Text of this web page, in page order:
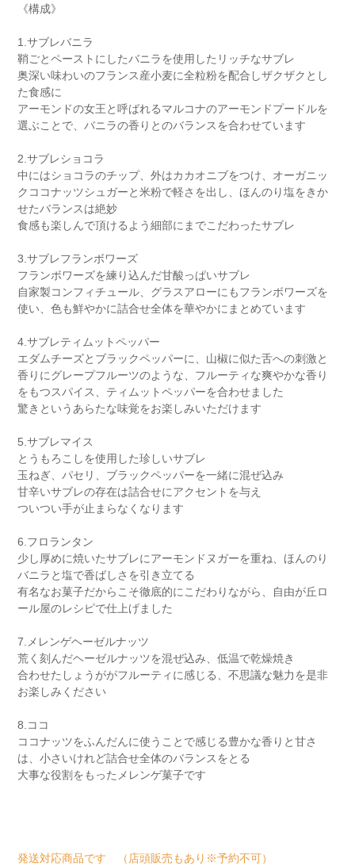
《構成》
1.サブレバニラ
鞘ごとペーストにしたバニラを使用したリッチなサブレ
奥深い味わいのフランス産小麦に全粒粉を配合しザクザクとし
た食感に
アーモンドの女王と呼ばれるマルコナのアーモンドプードルを
選ぶことで、バニラの香りとのバランスを合わせています
2.サブレショコラ
中にはショコラのチップ、外はカカオニブをつけ、オーガニッ
クココナッツシュガーと米粉で軽さを出し、ほんのり塩をきか
せたバランスは絶妙
食感も楽しんで頂けるよう細部にまでこだわったサブレ
3.サブレフランボワーズ
フランボワーズを練り込んだ甘酸っぱいサブレ
自家製コンフィチュール、グラスアローにもフランボワーズを
使い、色も鮮やかに詰合せ全体を華やかにまとめています
4.サブレティムットペッパー
エダムチーズとブラックペッパーに、山椒に似た舌への刺激と
香りにグレープフルーツのような、フルーティな爽やかな香り
をもつスパイス、ティムットペッパーを合わせました
驚きというあらたな味覚をお楽しみいただけます
5.サブレマイス
とうもろこしを使用した珍しいサブレ
玉ねぎ、パセリ、ブラックペッパーを一緒に混ぜ込み
甘辛いサブレの存在は詰合せにアクセントを与え
ついつい手が止まらなくなります
6.フロランタン
少し厚めに焼いたサブレにアーモンドヌガーを重ね、ほんのり
バニラと塩で香ばしさを引き立てる
有名なお菓子だからこそ徹底的にこだわりながら、自由が丘ロ
ール屋のレシピで仕上げました
7.メレンゲヘーゼルナッツ
荒く刻んだヘーゼルナッツを混ぜ込み、低温で乾燥焼き
合わせたしょうががフルーティに感じる、不思議な魅力を是非
お楽しみください
8.ココ
ココナッツをふんだんに使うことで感じる豊かな香りと甘さ
は、小さいけれど詰合せ全体のバランスをとる
大事な役割をもったメレンゲ菓子です
発送対応商品です （店頭販売もあり※予約不可）